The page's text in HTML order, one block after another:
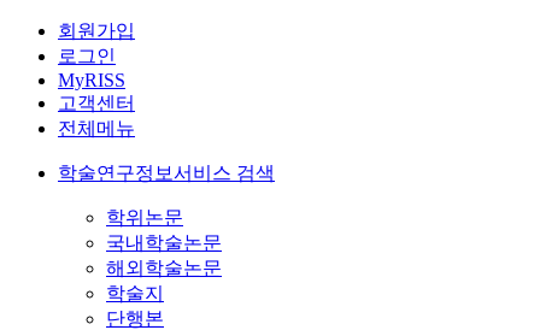
회원가입
로그인
MyRISS
고객센터
전체메뉴
학술연구정보서비스 검색
학위논문
국내학술논문
해외학술논문
학술지
단행본